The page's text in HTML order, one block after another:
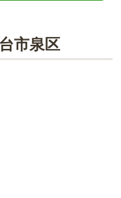
た秋保樹木葬は、す
市泉区